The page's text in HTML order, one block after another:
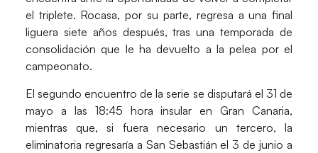
el triplete. Rocasa, por su parte, regresa a una final
liguera siete años después, tras una temporada de
consolidación que le ha devuelto a la pelea por el
campeonato.
El segundo encuentro de la serie se disputará el 31 de
mayo a las 18:45 hora insular enGran Canaria,
mientras que, si fuera necesario un tercero, la
eliminatoria regresaría a San Sebastián el 3 de junio a